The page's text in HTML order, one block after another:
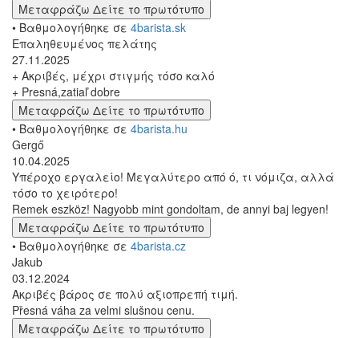
Μεταφράζω Δείτε το πρωτότυπο
• Βαθμολογήθηκε σε 4barista.sk
Επαληθευμένος πελάτης
27.11.2025
+ Ακριβές, μέχρι στιγμής τόσο καλό
+ Presná,zatiaľ dobre
Μεταφράζω Δείτε το πρωτότυπο
• Βαθμολογήθηκε σε 4barista.hu
Gergő
10.04.2025
Υπέροχο εργαλείο! Μεγαλύτερο από ό, τι νόμιζα, αλλά
τόσο το χειρότερο!
Remek eszköz! Nagyobb mint gondoltam, de annyi baj legyen!
Μεταφράζω Δείτε το πρωτότυπο
• Βαθμολογήθηκε σε 4barista.cz
Jakub
03.12.2024
Ακριβές βάρος σε πολύ αξιοπρεπή τιμή.
Přesná váha za velmi slušnou cenu.
Μεταφράζω Δείτε το πρωτότυπο